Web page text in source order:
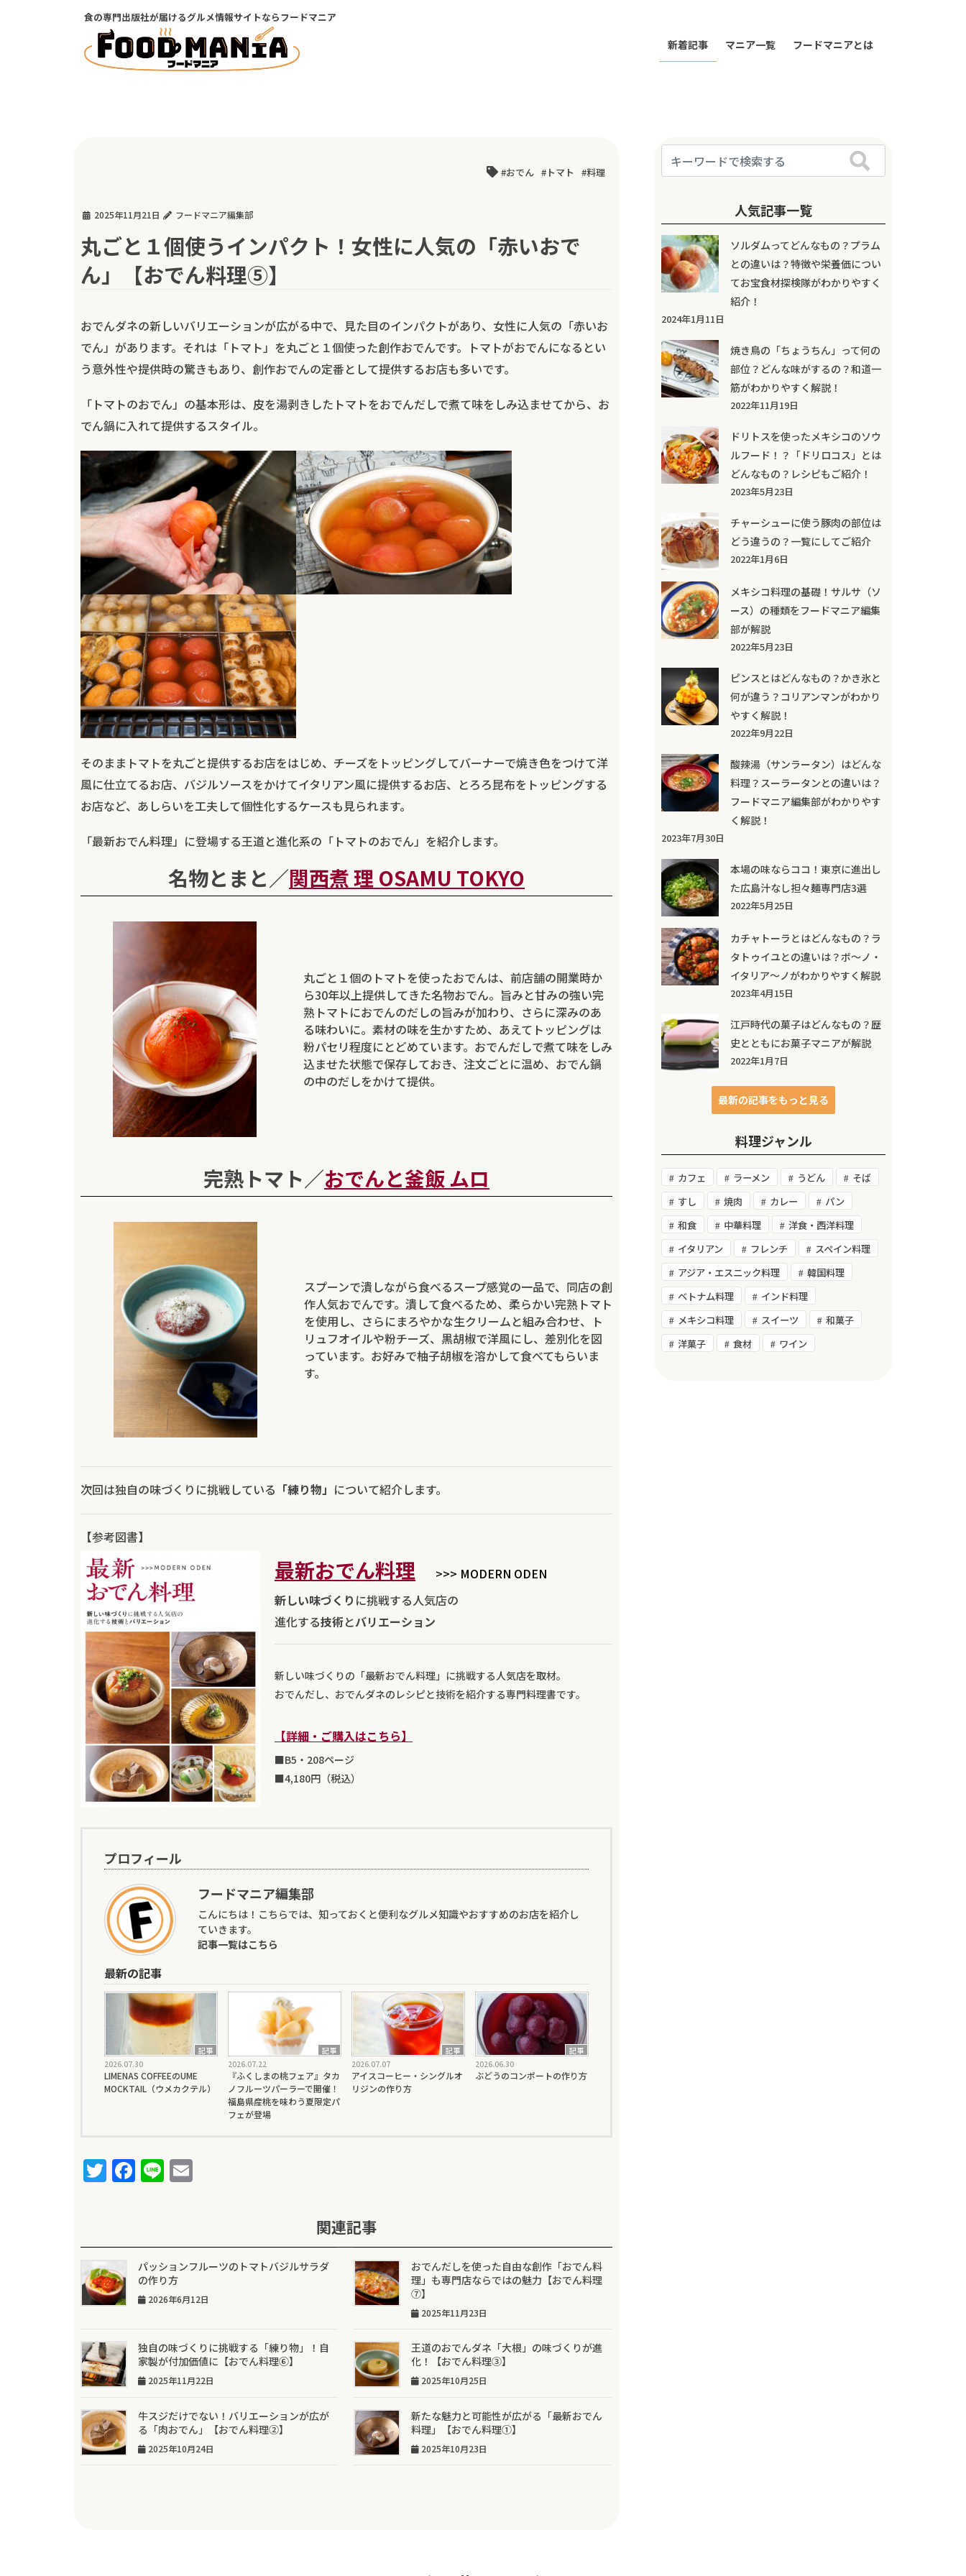
食の専門出版社が届けるグルメ情報サイトならフードマニア
新着記事 マニア一覧 フードマニアとは
おでん トマト 料理
2025年11月21日 フードマニア編集部
丸ごと１個使うインパクト！女性に人気の「赤いおで
ん」【おでん料理⑤】
おでんダネの新しいバリエーションが広がる中で、見た目のインパクトがあり、女性に人気の「赤いお
でん」があります。それは「トマト」を丸ごと１個使った創作おでんです。トマトがおでんになるとい
う意外性や提供時の驚きもあり、創作おでんの定番として提供するお店も多いです。
「トマトのおでん」の基本形は、皮を湯剥きしたトマトをおでんだしで煮て味をしみ込ませてから、お
でん鍋に入れて提供するスタイル。
そのままトマトを丸ごと提供するお店をはじめ、チーズをトッピングしてバーナーで焼き色をつけて洋
風に仕立てるお店、バジルソースをかけてイタリアン風に提供するお店、とろろ昆布をトッピングする
お店など、あしらいを工夫して個性化するケースも見られます。
「最新おでん料理」に登場する王道と進化系の「トマトのおでん」を紹介します。
名物とまと／関西煮 理 OSAMU TOKYO
丸ごと１個のトマトを使ったおでんは、前店舗の開業時か
ら30年以上提供してきた名物おでん。旨みと甘みの強い完
熟トマトにおでんのだしの旨みが加わり、さらに深みのあ
る味わいに。素材の味を生かすため、あえてトッピングは
粉パセリ程度にとどめています。おでんだしで煮て味をしみ
込ませた状態で保存しておき、注文ごとに温め、おでん鍋
の中のだしをかけて提供。
完熟トマト／おでんと釜飯 ムロ
スプーンで潰しながら食べるスープ感覚の一品で、同店の創
作人気おでんです。潰して食べるため、柔らかい完熟トマト
を使用し、さらにまろやかな生クリームと組み合わせ、ト
リュフオイルや粉チーズ、黒胡椒で洋風にし、差別化を図
っています。お好みで柚子胡椒を溶かして食べてもらいま
す。
次回は独自の味づくりに挑戦している 「練り物」 について紹介します。
【参考図書】
最新おでん料理
>>> MODERN ODEN
新しい味づくり に挑戦する人気店の
進化する技術とバリエーション
新しい味づくりの「最新おでん料理」に挑戦する人気店を取材。
おでんだし、おでんダネのレシピと技術を紹介する専門料理書です。
【詳細・ご購入はこちら】
■B5・208ページ
■4,180円（税込）
プロフィール
フードマニア編集部
こんにちは！こちらでは、知っておくと便利なグルメ知識やおすすめのお店を紹介し
ていきます。
記事一覧はこちら
最新の記事
記事
2026.07.30
LIMENAS COFFEEのUME
MOCKTAIL（ウメカクテル）
記事
2026.07.22
『ふくしまの桃フェア』タカ
ノフルーツパーラーで開催！
福島県産桃を味わう夏限定パ
フェが登場
記事
2026.07.07
アイスコーヒー・シングルオ
リジンの作り方
記事
2026.06.30
ぶどうのコンポートの作り方
T
w
te
r
F
a
e
b
o
o
Li
n
l 関連記事
パッションフルーツのトマトバジルサラダ
の作り方
2026年6月12日
おでんだしを使った自由な創作「おでん料
理」も専門店ならではの魅力【おでん料理
⑦】
2025年11月23日
独自の味づくりに挑戦する「練り物」！自
家製が付加価値に【おでん料理⑥】
2025年11月22日
王道のおでんダネ「大根」の味づくりが進
化！【おでん料理③】
2025年10月25日
牛スジだけでない！バリエーションが広が
る「肉おでん」【おでん料理②】
2025年10月24日
新たな魅力と可能性が広がる「最新おでん
料理」【おでん料理①】
2025年10月23日
人気記事一覧
ソルダムってどんなもの？プラム
との違いは？特徴や栄養価につい
てお宝食材探検隊がわかりやすく
紹介！
2024年1月11日
焼き鳥の「ちょうちん」って何の
部位？どんな味がするの？和道一
筋がわかりやすく解説！
2022年11月19日
ドリトスを使ったメキシコのソウ
ルフード！？「ドリロコス」とは
どんなもの？レシピもご紹介！
2023年5月23日
チャーシューに使う豚肉の部位は
どう違うの？一覧にしてご紹介
2022年1月6日
メキシコ料理の基礎！サルサ（ソ
ース）の種類をフードマニア編集
部が解説
2022年5月23日
ピンスとはどんなもの？かき氷と
何が違う？コリアンマンがわかり
やすく解説！
2022年9月22日
酸辣湯（サンラータン）はどんな
料理？スーラータンとの違いは？
フードマニア編集部がわかりやす
く解説！
2023年7月30日
本場の味ならココ！東京に進出し
た広島汁なし担々麺専門店3選
2022年5月25日
カチャトーラとはどんなもの？ラ
タトゥイユとの違いは？ボ～ノ・
イタリア～ノがわかりやすく解説
2023年4月15日
江戸時代の菓子はどんなもの？歴
史とともにお菓子マニアが解説
2022年1月7日
最新の記事をもっと見る
料理ジャンル
カフェ ラーメン うどん
そば
すし
焼肉 カレー
パン
和食
中華料理
洋食・西洋料理
イタリアン
フレンチ
スペイン料理
アジア・エスニック料理
韓国料理
ベトナム料理
インド料理
メキシコ料理
スイーツ
和菓子
洋菓子
食材 ワイン